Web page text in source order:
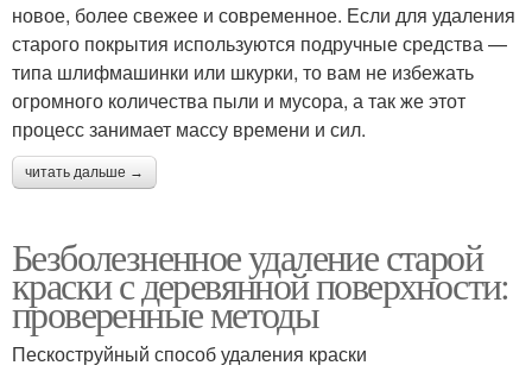
новое, более свежее и современное. Если для удаления
старого покрытия используются подручные средства —
типа шлифмашинки или шкурки, то вам не избежать
огромного количества пыли и мусора, а так же этот
процесс занимает массу времени и сил.
читать дальше →
Безболезненное удаление старой
краски с деревянной поверхности:
проверенные методы
Пескоструйный способ удаления краски